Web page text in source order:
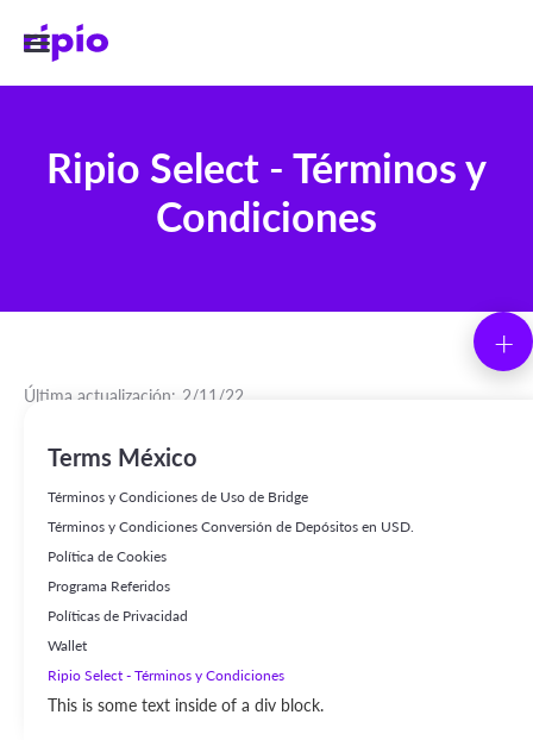
Ripio Select - Términos y
Condiciones
Terms México
Términos y Condiciones de Uso de Bridge
Términos y Condiciones Conversión de Depósitos en USD.
Política de Cookies
Programa Referidos
Políticas de Privacidad
Wallet
Ripio Select - Términos y Condiciones
This is some text inside of a div block.
+
Última actualización: 2/11/22
1. Sobre estos Términos y Condiciones de Uso.
1.1. Estos términos y condiciones de uso (los “Términos y
Condiciones” o “Términos”), establecen los términos y condiciones
generales bajo los cuales un usuario (en adelante, un “Usuario”),
podrá utilizar los Servicios (conforme se define bajo la cláusula
3.1.) con diversos Activos Digitales (tal como estos términos se
definen más adelante)
Los servicios son provistos a cada usuario según las condiciones
de residencia, territoriales o de jurisdicción que les aplique
conforme con los presentes términos y condiciones o los